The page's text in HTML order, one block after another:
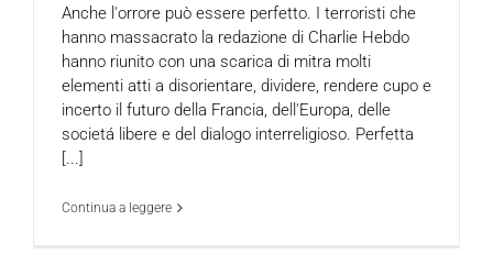
Anche l'orrore può essere perfetto. I terroristi che
hanno massacrato la redazione di Charlie Hebdo
hanno riunito con una scarica di mitra molti
elementi atti a disorientare, dividere, rendere cupo e
incerto il futuro della Francia, dell'Europa, delle
societá libere e del dialogo interreligioso. Perfetta
[...]
Continua a leggere